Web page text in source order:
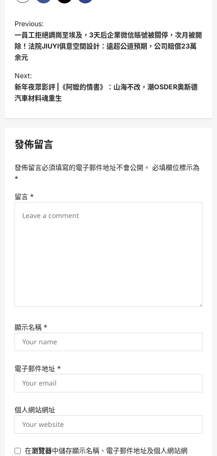
o
s
t
n
a
g
a
t
i
o
Previous:
一員工拒絕調崗至埃及，3天后企業微信賬號被關停，次月被開
除！法院JIUYI俱意空間設計：遠超公道預期，公司賠償23萬
余元
Next:
新年夜眾影評 |《阿嬤的情書》：山海不改，潮OSDER奧斯德
汽車材料魂重生
發佈留言
發佈留言必須填寫的電子郵件地址不會公開。 必填欄位標示為
*
留言 *
顯示名稱 *
電子郵件地址 *
個人網站網址
在瀏覽器中儲存顯示名稱、電子郵件地址及個人網站網